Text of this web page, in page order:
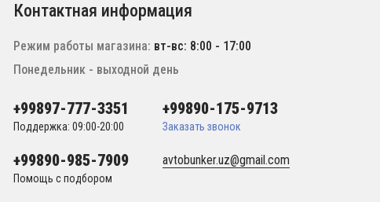
Контактная информация
Режим работы магазина: вт-вс: 8:00 - 17:00
Понедельник - выходной день
+99897-777-3351
Поддержка: 09:00-20:00
+99890-175-9713
Заказать звонок
+99890-985-7909
Помощь с подбором
avtobunker.uz@gmail.com